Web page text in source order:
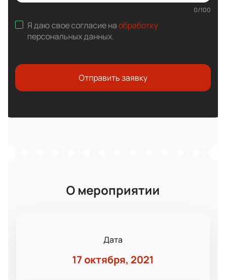
0/100
Я даю свое согласие наобработку
персональных данных.
Отправить заявку
О мероприятии
Дата
17 октября, 2021